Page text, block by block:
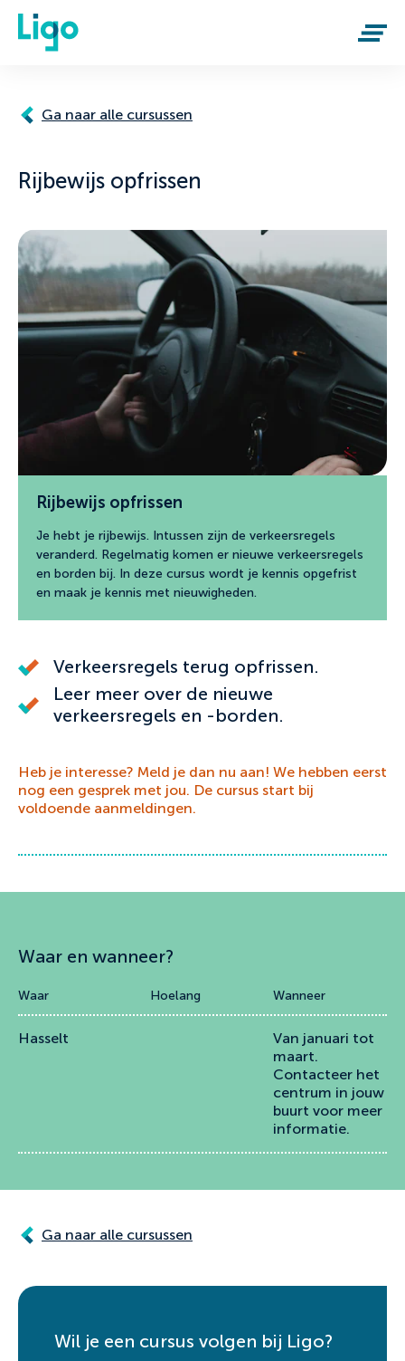
Ga naar alle cursussen
Rijbewijs opfrissen
Rijbewijs opfrissen
Je hebt je rijbewijs. Intussen zijn de verkeersregels
veranderd. Regelmatig komen er nieuwe verkeersregels
en borden bij. In deze cursus wordt je kennis opgefrist
en maak je kennis met nieuwigheden.
Verkeersregels terug opfrissen.
Leer meer over de nieuwe
verkeersregels en -borden.
Heb je interesse? Meld je dan nu aan! We hebben eerst
nog een gesprek met jou. De cursus start bij
voldoende aanmeldingen.
Waar en wanneer?
Waar Hoelang Wanneer
Hasselt
Van januari tot
maart.
Contacteer het
centrum in jouw
buurt voor meer
informatie.
Ga naar alle cursussen
Wil je een cursus volgen bij Ligo?